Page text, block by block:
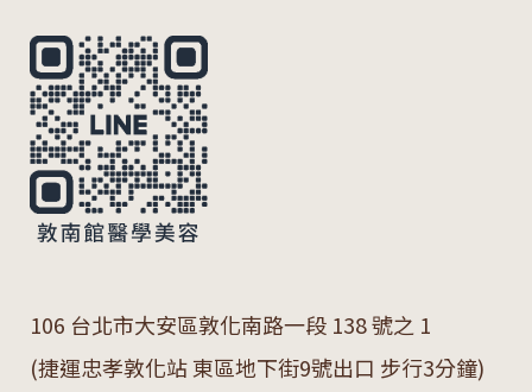
106 台北市大安區敦化南路一段 138 號之 1
(捷運忠孝敦化站 東區地下街9號出口 步行3分鐘)